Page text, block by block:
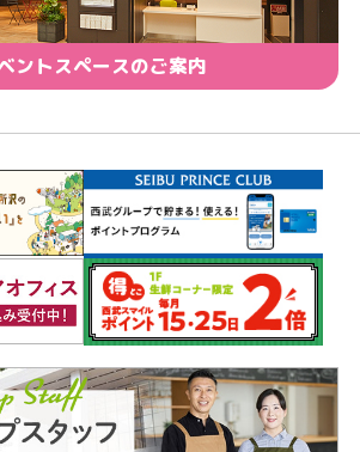
ントスペースのご案内